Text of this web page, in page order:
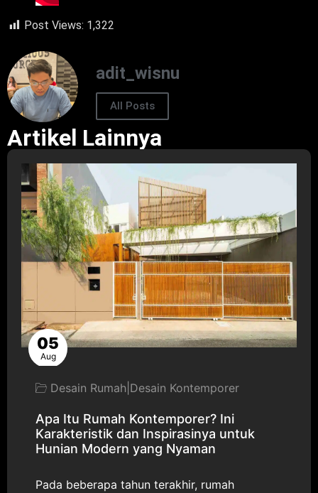
Post Views: 1,322
adit_wisnu
All Posts
Artikel Lainnya
05
Aug
Desain Rumah Desain Kontemporer
Apa Itu Rumah Kontemporer? Ini
Karakteristik dan Inspirasinya untuk
Hunian Modern yang Nyaman
Pada beberapa tahun terakhir, rumah